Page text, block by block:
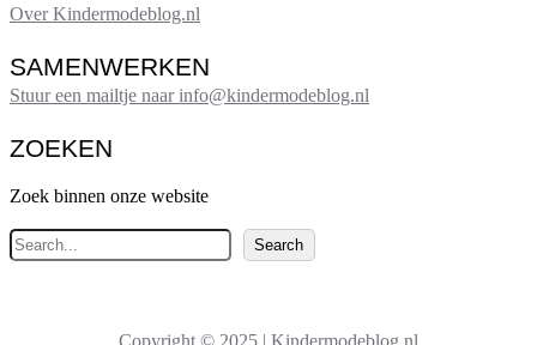
Over Kindermodeblog.nl
SAMENWERKEN
Stuur een mailtje naar info@kindermodeblog.nl
ZOEKEN
Zoek binnen onze website
Z
o
Search
Copyright © 2025 | Kindermodeblog.nl